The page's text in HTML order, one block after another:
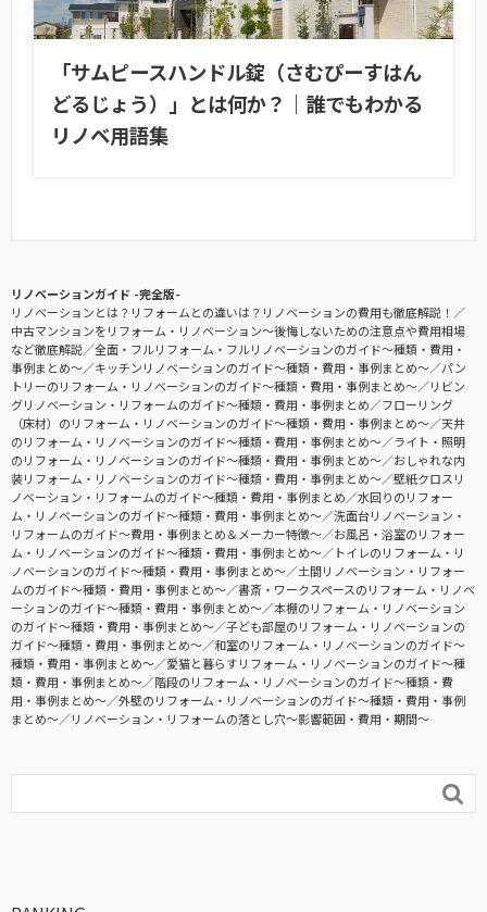
「サムピースハンドル錠（さむぴーすはん
どるじょう）」とは何か？｜誰でもわかる
リノベ用語集
リノベーションガイド -完全版-
リノベーションとは？リフォームとの違いは？リノベーションの費用も徹底解説！
中古マンションをリフォーム・リノベーション〜後悔しないための注意点や費用相場
など徹底解説
全面・フルリフォーム・フルリノベーションのガイド〜種類・費用・
事例まとめ〜
キッチンリノベーションのガイド〜種類・費用・事例まとめ〜
パン
トリーのリフォーム・リノベーションのガイド〜種類・費用・事例まとめ〜
リビン
グリノベーション・リフォームのガイド〜種類・費用・事例まとめ
フローリング
（床材）のリフォーム・リノベーションのガイド〜種類・費用・事例まとめ〜
天井
のリフォーム・リノベーションのガイド〜種類・費用・事例まとめ〜
ライト・照明
のリフォーム・リノベーションのガイド〜種類・費用・事例まとめ〜
おしゃれな内
装リフォーム・リノベーションのガイド〜種類・費用・事例まとめ〜
壁紙クロスリ
ノベーション・リフォームのガイド〜種類・費用・事例まとめ
水回りのリフォー
ム・リノベーションのガイド〜種類・費用・事例まとめ〜
洗面台リノベーション・
リフォームのガイド〜費用・事例まとめ＆メーカー特徴〜
お風呂・浴室のリフォー
ム・リノベーションのガイド〜種類・費用・事例まとめ〜
トイレのリフォーム・リ
ノベーションのガイド〜種類・費用・事例まとめ〜
土間リノベーション・リフォー
ムのガイド〜種類・費用・事例まとめ〜
書斎・ワークスペースのリフォーム・リノベ
ーションのガイド〜種類・費用・事例まとめ〜
本棚のリフォーム・リノベーション
のガイド〜種類・費用・事例まとめ〜
子ども部屋のリフォーム・リノベーションの
ガイド〜種類・費用・事例まとめ〜
和室のリフォーム・リノベーションのガイド〜
種類・費用・事例まとめ〜
愛猫と暮らすリフォーム・リノベーションのガイド〜種
類・費用・事例まとめ〜
階段のリフォーム・リノベーションのガイド〜種類・費
用・事例まとめ〜
外壁のリフォーム・リノベーションのガイド〜種類・費用・事例
まとめ〜
リノベーション・リフォームの落とし穴～影響範囲・費用・期間～
